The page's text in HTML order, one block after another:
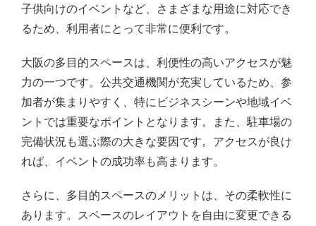
子供向けのイベントなど、さまざまな用途に対応でき
るため、利用者にとって非常に便利です。
大阪の多目的スペースは、利便性の高いアクセスが魅
力の一つです。公共交通機関が充実しているため、参
加者が集まりやすく、特にビジネスシーンや地域イベ
ントでは重要なポイントとなります。また、駐車場の
完備状況も選ぶ際の大きな要因です。アクセスが良け
れば、イベントの成功率も高まります。
さらに、多目的スペースのメリットは、その柔軟性に
あります。スペースのレイアウトを自由に変更できる